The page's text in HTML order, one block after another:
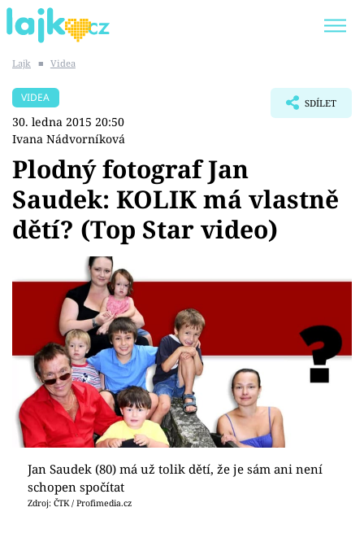
SHOPAHOLICADEL
Témata
Showbyznys
Youtubeři
Virály
Sex a vztahy
Videa
Sledujte prima+
Přihlášení
Lajk ■ Videa
VIDEA
30. ledna 2015 20:50
Ivana Nádvorníková
SDÍLET
Plodný fotograf Jan
Saudek: KOLIK má vlastně
dětí? (Top Star video)
Jan Saudek (80) má už tolik dětí, že je sám ani není
schopen spočítat
Zdroj: ČTK / Profimedia.cz